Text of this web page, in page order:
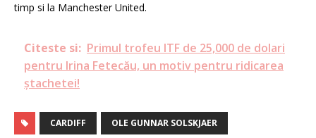
timp si la Manchester United.
Citeste si: Primul trofeu ITF de 25,000 de dolari
pentru Irina Fetecău, un motiv pentru ridicarea
ștachetei!
CARDIFF OLE GUNNAR SOLSKJAER